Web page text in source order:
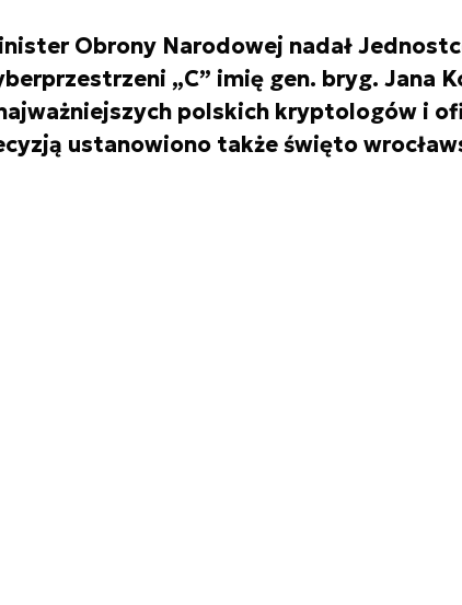
Obrony Narodowej nadał
„C” imię gen. bryg. Jana
polskich kryptologów i
ustanowiono także święto